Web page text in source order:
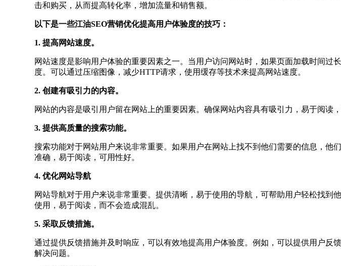
击和购买，从而提高转化率，增加流量和销售额。
以下是一些江油SEO营销优化提高用户体验度的技巧：
1. 提高网站速度。
网站速度是影响用户体验的重要因素之一。当用户访问网站时，如果页面加载时间
度。可以通过压缩图像，减少HTTP请求，使用缓存等技术来提高网站速度。
2. 创建有吸引力的内容。
网站的内容是吸引用户留在网站上的重要因素。确保网站内容具有吸引力，易于阅读
3. 提供高质量的搜索功能。
搜索功能对于网站用户来说非常重要。如果用户在网站上找不到他们需要的信息，
准确，易于阅读，可用性好。
4. 优化网站导航
网站导航对于用户来说非常重要。提供清晰，易于使用的导航，可帮助用户轻松找
使用，易于阅读，而不会造成混乱。
5. 采取反馈措施。
通过提供反馈措施并及时响应，可以有效地提高用户体验度。例如，可以提供用户
解决问题。